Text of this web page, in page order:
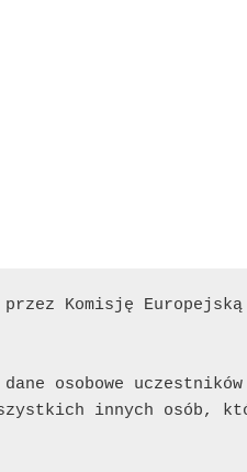
przez Komisję
osobowe
innych osób,